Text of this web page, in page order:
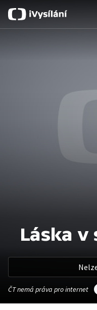
Láska
ČT nemá práva pro internet